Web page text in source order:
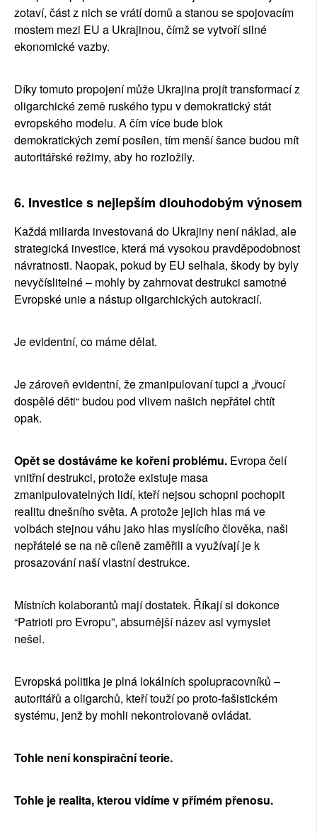
zotaví, část z nich se vrátí domů a stanou se spojovacím
mostem mezi EU a Ukrajinou, čímž se vytvoří silné
ekonomické vazby.
Díky tomuto propojení může Ukrajina projít transformací z
oligarchické země ruského typu v demokratický stát
evropského modelu. A čím více bude blok
demokratických zemí posílen, tím menší šance budou mít
autoritářské režimy, aby ho rozložily.
6. Investice s nejlepším dlouhodobým výnosem
Každá miliarda investovaná do Ukrajiny není náklad, ale
strategická investice, která má vysokou pravděpodobnost
návratnosti. Naopak, pokud by EU selhala, škody by byly
nevyčíslitelné – mohly by zahrnovat destrukci samotné
Evropské unie a nástup oligarchických autokracií.
Je evidentní, co máme dělat.
Je zároveň evidentní, že zmanipulovaní tupci a „řvoucí
dospělé děti“ budou pod vlivem našich nepřátel chtít
opak.
Opět se dostáváme ke kořeni problému. Evropa čelí
vnitřní destrukci, protože existuje masa
zmanipulovatelných lidí, kteří nejsou schopni pochopit
realitu dnešního světa. A protože jejich hlas má ve
volbách stejnou váhu jako hlas myslícího člověka, naši
nepřátelé se na ně cíleně zaměřili a využívají je k
prosazování naší vlastní destrukce.
Místních kolaborantů mají dostatek. Říkají si dokonce
“Patrioti pro Evropu”, absurnější název asi vymyslet
nešel.
Evropská politika je plná lokálních spolupracovníků –
autoritářů a oligarchů, kteří touží po proto-fašistickém
systému, jenž by mohli nekontrolovaně ovládat.
Tohle není konspirační teorie.
Tohle je realita, kterou vidíme v přímém přenosu.